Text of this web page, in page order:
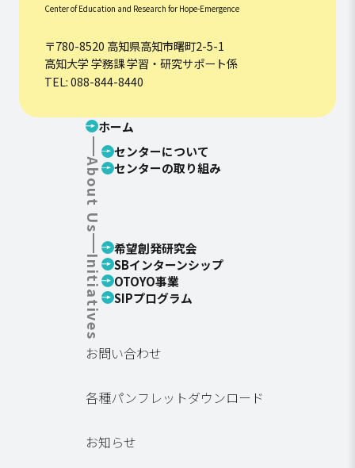
Center of Education and Research for Hope-Emergence
〒780-8520 高知県高知市曙町2-5-1
高知大学 学務課 学習・研究サポート係
TEL: 088-844-8440
ホーム
About Us
センターについて
センターの取り組み
Initiatives
希望創発研究会
SBインターンシップ
OTOYO事業
SIPプログラム
お問い合わせ
各種パンフレットダウンロード
お知らせ